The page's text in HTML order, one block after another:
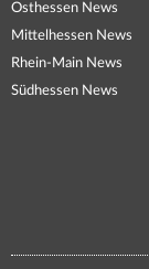
Osthessen News
Mittelhessen News
Rhein-Main News
Südhessen News